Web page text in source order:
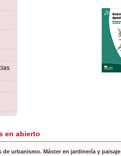
en abierto
de urbanismo. Máster en jardinería y paisaje